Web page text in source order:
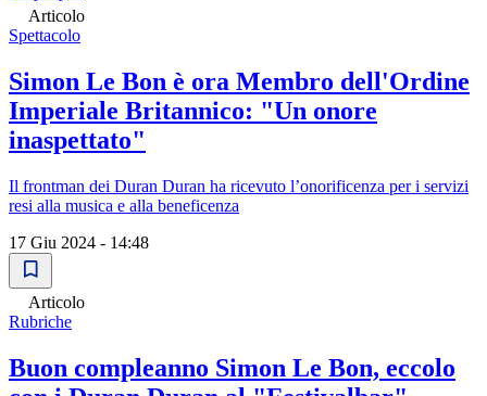
Articolo
Spettacolo
Simon Le Bon è ora Membro dell'Ordine
Imperiale Britannico: "Un onore
inaspettato"
Il frontman dei Duran Duran ha ricevuto l’onorificenza per i servizi
resi alla musica e alla beneficenza
17 Giu 2024 - 14:48
Articolo
Rubriche
Buon compleanno Simon Le Bon, eccolo